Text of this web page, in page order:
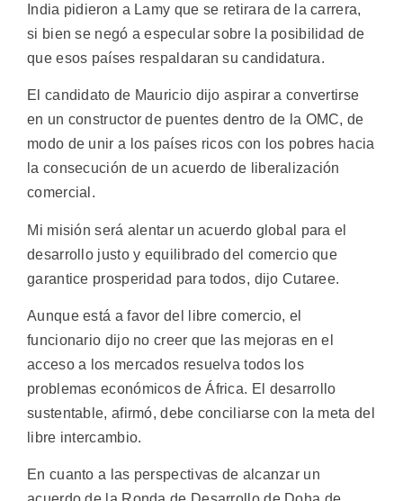
India pidieron a Lamy que se retirara de la carrera,
si bien se negó a especular sobre la posibilidad de
que esos países respaldaran su candidatura.
El candidato de Mauricio dijo aspirar a convertirse
en un constructor de puentes dentro de la OMC, de
modo de unir a los países ricos con los pobres hacia
la consecución de un acuerdo de liberalización
comercial.
Mi misión será alentar un acuerdo global para el
desarrollo justo y equilibrado del comercio que
garantice prosperidad para todos, dijo Cutaree.
Aunque está a favor del libre comercio, el
funcionario dijo no creer que las mejoras en el
acceso a los mercados resuelva todos los
problemas económicos de África. El desarrollo
sustentable, afirmó, debe conciliarse con la meta del
libre intercambio.
En cuanto a las perspectivas de alcanzar un